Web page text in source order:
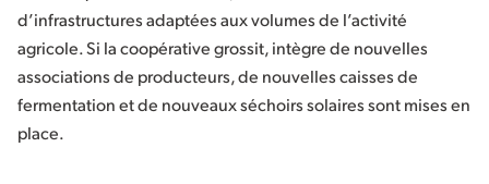
d’infrastructures adaptées aux volumes de l’activité
agricole. Si la coopérative grossit, intègre de nouvelles
associations de producteurs, de nouvelles caisses de
fermentation et de nouveaux séchoirs solaires sont mises en
place.